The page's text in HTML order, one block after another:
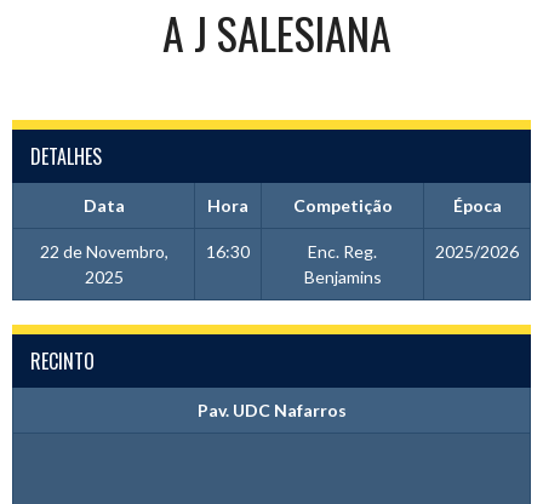
A J SALESIANA
DETALHES
Data Hora Competição Época
22 de Novembro,
2025
16:30
Enc. Reg.
Benjamins
2025/2026
RECINTO
Pav. UDC Nafarros